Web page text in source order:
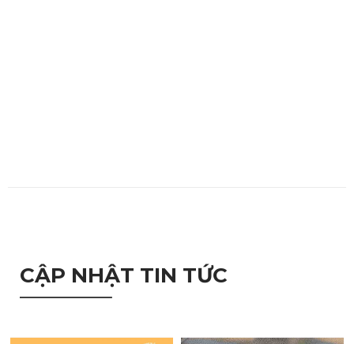
CẬP NHẬT TIN TỨC